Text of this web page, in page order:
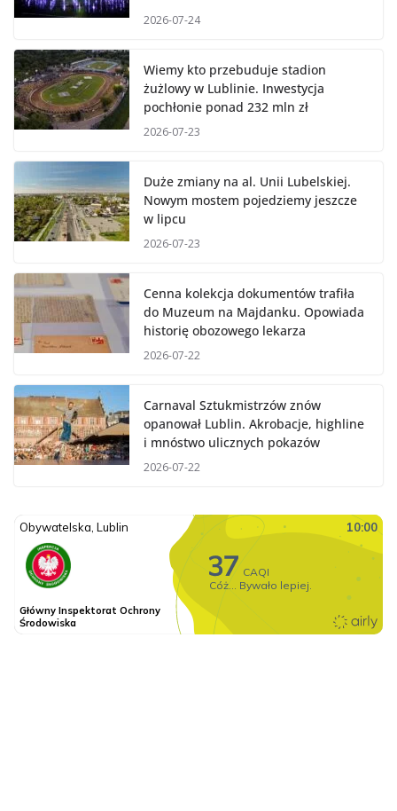
2026-07-24
Wiemy kto przebuduje stadion
żużlowy w Lublinie. Inwestycja
pochłonie ponad 232 mln zł
2026-07-23
Duże zmiany na al. Unii Lubelskiej.
Nowym mostem pojedziemy jeszcze
w lipcu
2026-07-23
Cenna kolekcja dokumentów trafiła
do Muzeum na Majdanku. Opowiada
historię obozowego lekarza
2026-07-22
Carnaval Sztukmistrzów znów
opanował Lublin. Akrobacje, highline
i mnóstwo ulicznych pokazów
2026-07-22